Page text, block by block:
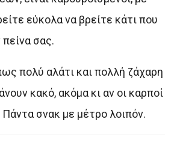
εύκολα να βρείτε κάτι που
πείνα σας.
πολύ αλάτι και πολλή ζάχαρη
κακό, ακόμα κι αν οι καρποί
Πάντα σνακ με μέτρο λοιπόν.